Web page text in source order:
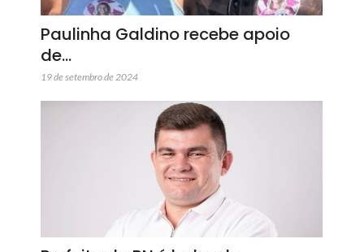
Paulinha Galdino recebe apoio
de…
19 de setembro de 2024